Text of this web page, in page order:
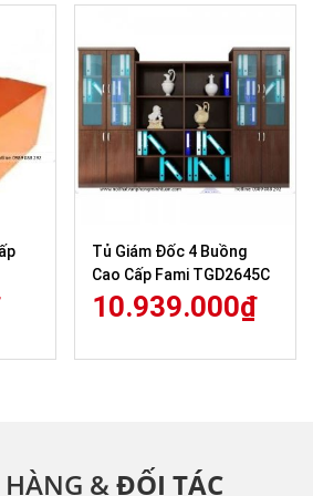
Tủ Giám Đốc 4 Buồng
Cao Cấp Fami TGD2645C
10.939.000₫
HÀNG &ĐỐI TÁC